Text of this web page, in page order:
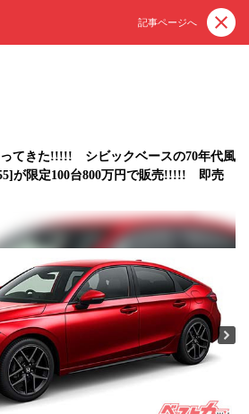
記事ページへ
てきた!!!!! シビックベースの70年代風
が限定100台800万円で販売!!!!! 即売